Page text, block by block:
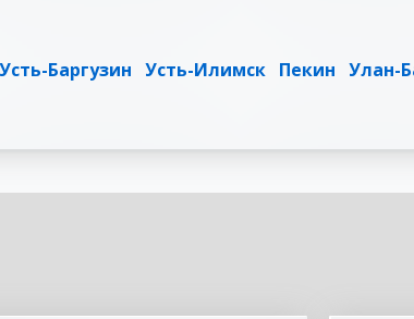
Усть-Баргузин Усть-Илимск Пекин Улан-